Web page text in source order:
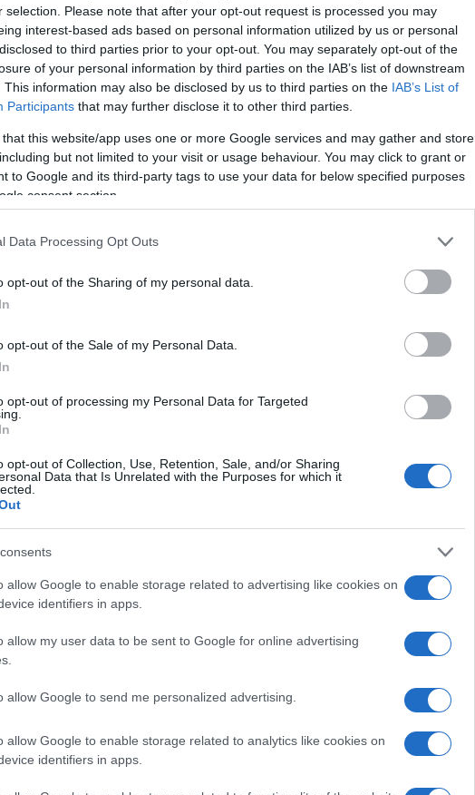
selection. Please note that after your opt-out request is processed you may
interest-based ads based on personal information utilized by us or personal
to third parties prior to your opt-out. You may separately opt-out of the
of your personal information by third parties on the IAB’s list of downstream
This information may also be disclosed by us to third parties on the IAB’s List of
Participants that may further disclose it to other third parties.
that this website/app uses one or more Google services and may gather and store
but not limited to your visit or usage behaviour. You may click to grant or
to Google and its third-party tags to use your data for below specified purposes
consent section.
Data Processing Opt Outs
opt-out of the Sharing of my personal data.
opt-out of the Sale of my Personal Data.
opt-out of processing my Personal Data for Targeted
opt-out of Collection, Use, Retention, Sale, and/or Sharing
Data that Is Unrelated with the Purposes for which it
allow Google to enable storage related to advertising like cookies on
identifiers in apps.
allow my user data to be sent to Google for online advertising
allow Google to send me personalized advertising.
allow Google to enable storage related to analytics like cookies on
identifiers in apps.
in particolare, sembra aver raggiunto un
sono ora mature per trovare un accordo che
un tempo al centro di tensioni con i
20
Vecchio, è sempre stato un simbolo di
passati, le relazioni tra le diverse parti
grazie a un cambiamento di prospettiva,
costruttivo sia la chiave per sbloccare il
che i visitatori internazionali.